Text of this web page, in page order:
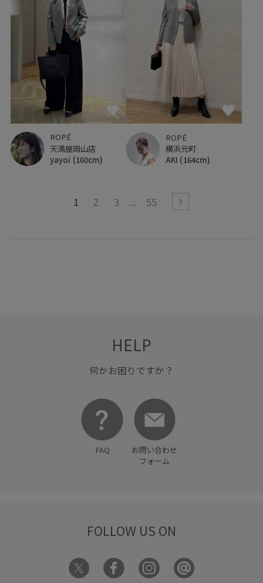
ROPÉ
天満屋岡山店
yayoi (160cm)
ROPÉ
横浜元町
AKI (164cm)
1 2 3 55
HELP
何かお困りですか？
FAQ
お問い合わせ
フォーム
FOLLOW US ON